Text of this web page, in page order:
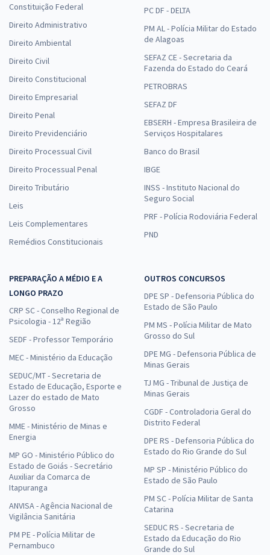
Constituição Federal
Direito Administrativo
Direito Ambiental
Direito Civil
Direito Constitucional
Direito Empresarial
Direito Penal
Direito Previdenciário
Direito Processual Civil
Direito Processual Penal
Direito Tributário
Leis
Leis Complementares
Remédios Constitucionais
PC DF - DELTA
PM AL - Polícia Militar do Estado
de Alagoas
SEFAZ CE - Secretaria da
Fazenda do Estado do Ceará
PETROBRAS
SEFAZ DF
EBSERH - Empresa Brasileira de
Serviços Hospitalares
Banco do Brasil
IBGE
INSS - Instituto Nacional do
Seguro Social
PRF - Polícia Rodoviária Federal
PND
PREPARAÇÃO A MÉDIO E A
LONGO PRAZO
CRP SC - Conselho Regional de
Psicologia - 12ª Região
SEDF - Professor Temporário
MEC - Ministério da Educação
SEDUC/MT - Secretaria de
Estado de Educação, Esporte e
Lazer do estado de Mato
Grosso
MME - Ministério de Minas e
Energia
MP GO - Ministério Público do
Estado de Goiás - Secretário
Auxiliar da Comarca de
Itapuranga
ANVISA - Agência Nacional de
Vigilância Sanitária
PM PE - Polícia Militar de
Pernambuco
OUTROS CONCURSOS
DPE SP - Defensoria Pública do
Estado de São Paulo
PM MS - Polícia Militar de Mato
Grosso do Sul
DPE MG - Defensoria Pública de
Minas Gerais
TJ MG - Tribunal de Justiça de
Minas Gerais
CGDF - Controladoria Geral do
Distrito Federal
DPE RS - Defensoria Pública do
Estado do Rio Grande do Sul
MP SP - Ministério Público do
Estado de São Paulo
PM SC - Polícia Militar de Santa
Catarina
SEDUC RS - Secretaria de
Estado da Educação do Rio
Grande do Sul